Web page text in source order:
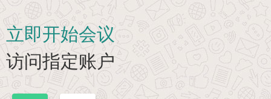
立即开始会议
访问指定账户